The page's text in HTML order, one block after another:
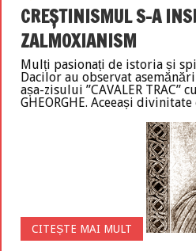
CREȘTINISMUL S-A
ZALMOXIANISM
Mulți pasionați de istoria și
Dacilor au observat
așa-zisului ”CAVALER TRAC”
GHEORGHE. Aceeași
CITEȘTE MAI MULT